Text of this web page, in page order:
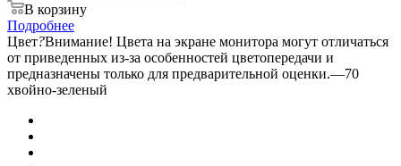
В корзину
Подробнее
Цвет?Внимание! Цвета на экране монитора могут отличаться
от приведенных из-за особенностей цветопередачи и
предназначены только для предварительной оценки.—70
хвойно-зеленый